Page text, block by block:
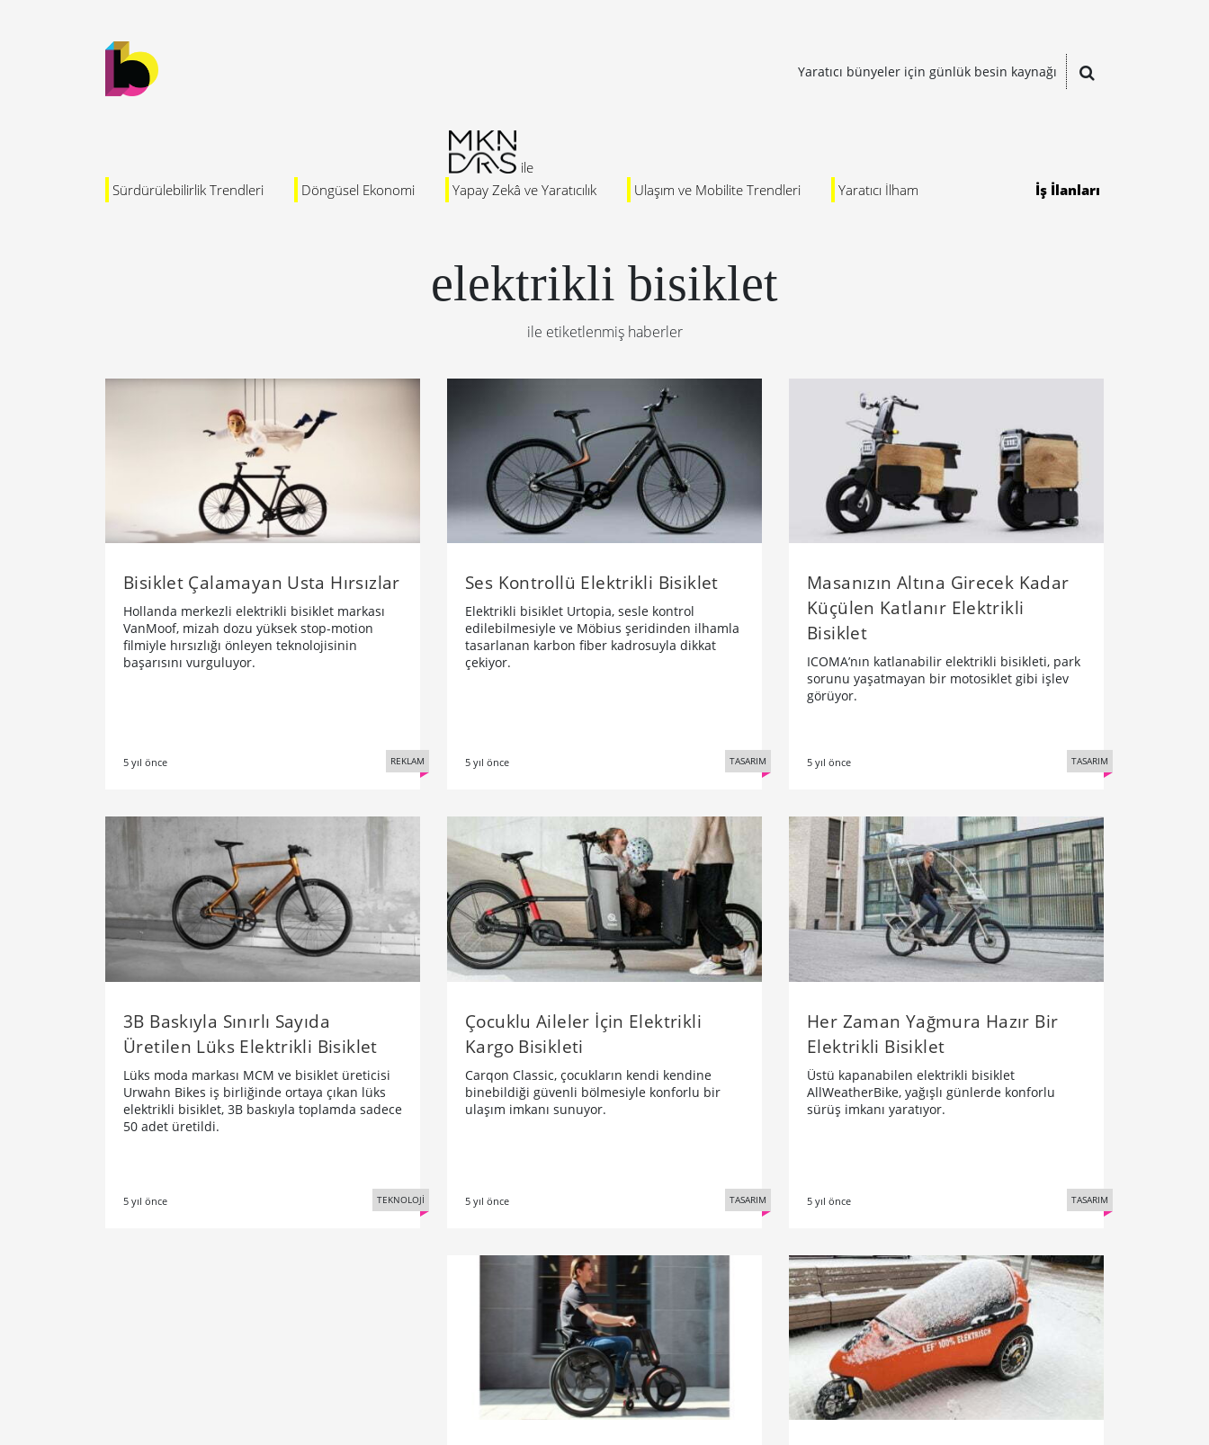
Yaratıcı bünyeler için günlük besin kaynağı
Sürdürülebilirlik Trendleri Döngüsel Ekonomi Yapay Zekâ ve Yaratıcılık Ulaşım ve Mobilite Trendleri Yaratıcı İlham İş İlanları
elektrikli bisiklet
ile etiketlenmiş haberler
Bisiklet Çalamayan Usta Hırsızlar
Hollanda merkezli elektrikli bisiklet markası
VanMoof, mizah dozu yüksek stop-motion
filmiyle hırsızlığı önleyen teknolojisinin
başarısını vurguluyor.
5 yıl önce REKLAM
Ses Kontrollü Elektrikli Bisiklet
Elektrikli bisiklet Urtopia, sesle kontrol
edilebilmesiyle ve Möbius şeridinden ilhamla
tasarlanan karbon fiber kadrosuyla dikkat
çekiyor.
5 yıl önce TASARIM
Masanızın Altına Girecek Kadar
Küçülen Katlanır Elektrikli
Bisiklet
ICOMA’nın katlanabilir elektrikli bisikleti, park
sorunu yaşatmayan bir motosiklet gibi işlev
görüyor.
5 yıl önce TASARIM
3B Baskıyla Sınırlı Sayıda
Üretilen Lüks Elektrikli Bisiklet
Lüks moda markası MCM ve bisiklet üreticisi
Urwahn Bikes iş birliğinde ortaya çıkan lüks
elektrikli bisiklet, 3B baskıyla toplamda sadece
50 adet üretildi.
5 yıl önce TEKNOLOJİ
Çocuklu Aileler İçin Elektrikli
Kargo Bisikleti
Carqon Classic, çocukların kendi kendine
binebildiği güvenli bölmesiyle konforlu bir
ulaşım imkanı sunuyor.
5 yıl önce TASARIM
Her Zaman Yağmura Hazır Bir
Elektrikli Bisiklet
Üstü kapanabilen elektrikli bisiklet
AllWeatherBike, yağışlı günlerde konforlu
sürüş imkanı yaratıyor.
5 yıl önce TASARIM